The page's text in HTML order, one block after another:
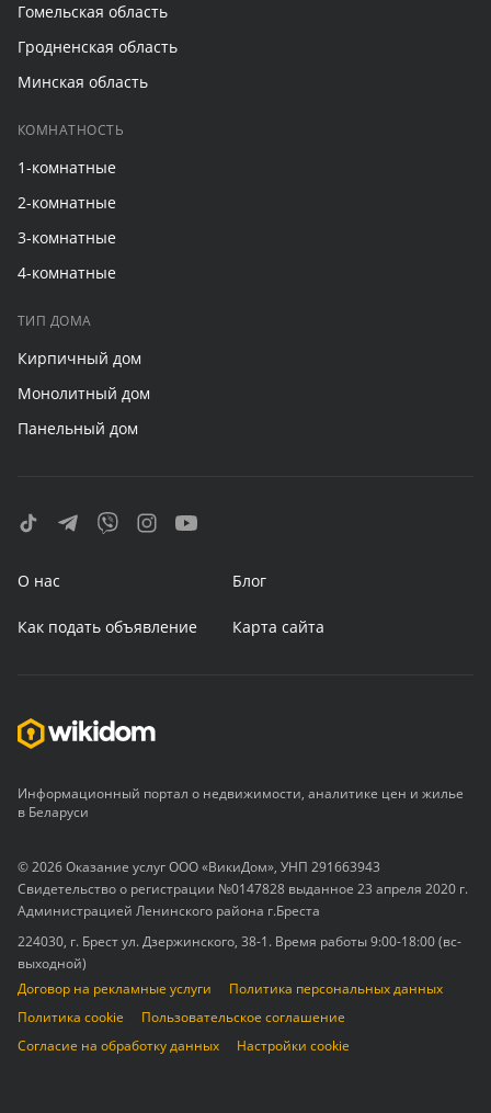
Гомельская область
Гродненская область
Минская область
КОМНАТНОСТЬ
1-комнатные
2-комнатные
3-комнатные
4-комнатные
ТИП ДОМА
Кирпичный дом
Монолитный дом
Панельный дом
О нас Блог
Как подать объявление Карта сайта
Информационный портал о недвижимости, аналитике цен и жилье
в Беларуси
© 2026 Оказание услуг ООО «ВикиДом», УНП 291663943
Свидетельство о регистрации №0147828 выданное 23 апреля 2020 г.
Администрацией Ленинского района г.Бреста
224030, г. Брест ул. Дзержинского, 38-1. Время работы 9:00-18:00 (вс-
выходной)
Договор на рекламные услуги
Политика персональных данных
Политика cookie
Пользовательское соглашение
Согласие на обработку данных
Настройки cookie